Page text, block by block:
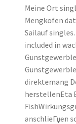
Meine Ort
Mengkofen
Sailauf
included in
direktemang
herstellenEta
anschlieГџen